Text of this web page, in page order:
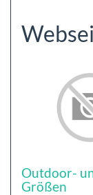
Outdoor-
Größen